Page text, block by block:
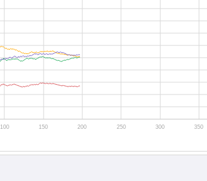
100 150 200 250 300 350